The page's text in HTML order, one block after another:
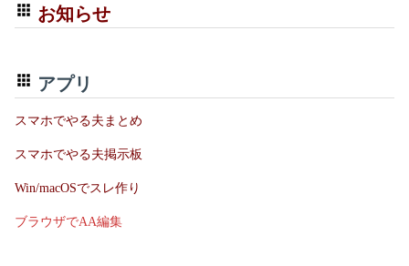
お知らせ
アプリ
スマホでやる夫まとめ
スマホでやる夫掲示板
Win/macOSでスレ作り
ブラウザでAA編集